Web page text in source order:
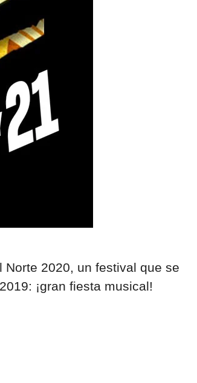
Norte 2020, un festival que se
¡gran fiesta musical!